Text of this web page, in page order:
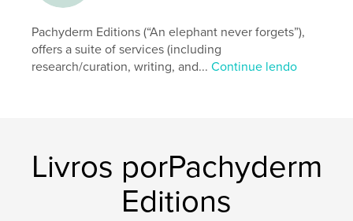
Pachyderm Editions (“An elephant never forgets”),
offers a suite of services (including
research/curation, writing, and...Continue lendo
Livros porPachyderm
Editions